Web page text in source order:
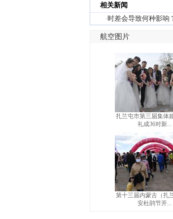
相关新闻
· 时差会导致何种影响
航空图片
扎兰屯市第三届集体
礼成36对新...
第十三届内蒙古（扎
安杜鹃节开...